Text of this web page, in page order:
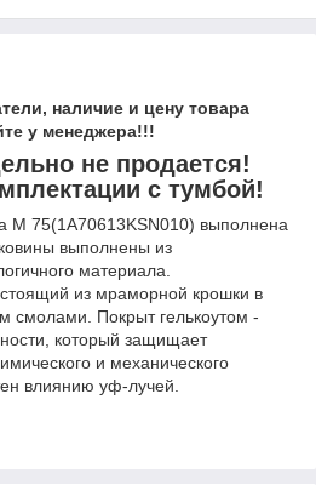
наличие и цену товара
у менеджера!!!
не продается!
с тумбой!
М 75(1A70613KSN010) выполнена
выполнены из
материала.
из мраморной крошки в
смолами. Покрыт гелькоутом -
который защищает
и механического
влиянию уф-лучей.